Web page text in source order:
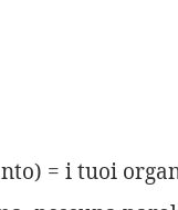
= i tuoi